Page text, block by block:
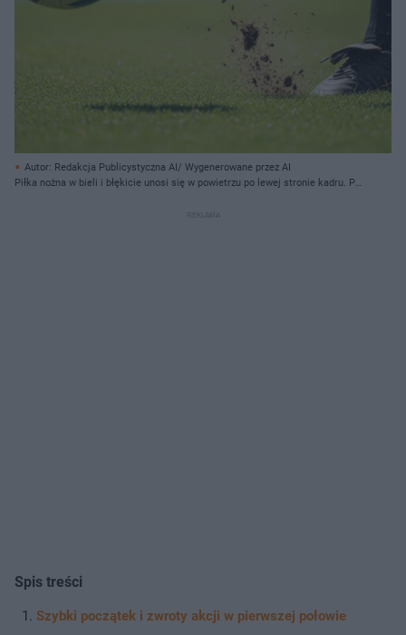
Autor: Redakcja Publicystyczna AI/ Wygenerowane przez AI
Piłka nożna w bieli i błękicie unosi się w powietrzu po lewej stronie kadru. Po
korkami, który właśnie uderzył piłkę, podnosząc kępy ziemi i drobne
Spis treści
Szybki początek i zwroty akcji w pierwszej połowie